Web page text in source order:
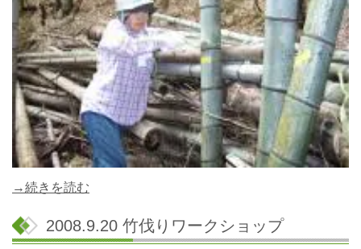
→続きを読む
2008.9.20 竹伐りワークショップ